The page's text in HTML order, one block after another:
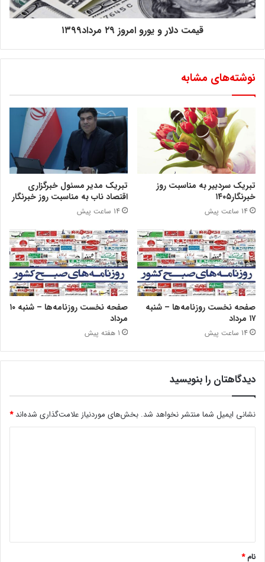
قیمت دلار و یورو امروز ۲۹ مرداد۱۳۹۹
نوشته‌های مشابه
تبریک سردبیر به مناسبت روز
خبرنگار۱۴۰۵
14 ساعت پیش
تبریک مدیر مسئول خبرگزاری
اقتصاد ناب به مناسبت روز خبرنگار
14 ساعت پیش
صفحه نخست روزنامه‌ها – شنبه
۱۷ مرداد
14 ساعت پیش
صفحه نخست روزنامه‌ها – شنبه ۱۰
مرداد
1 هفته پیش
دیدگاهتان را بنویسید
نشانی ایمیل شما منتشر نخواهد شد. بخش‌های موردنیاز علامت‌گذاری شده‌اند*
نام*